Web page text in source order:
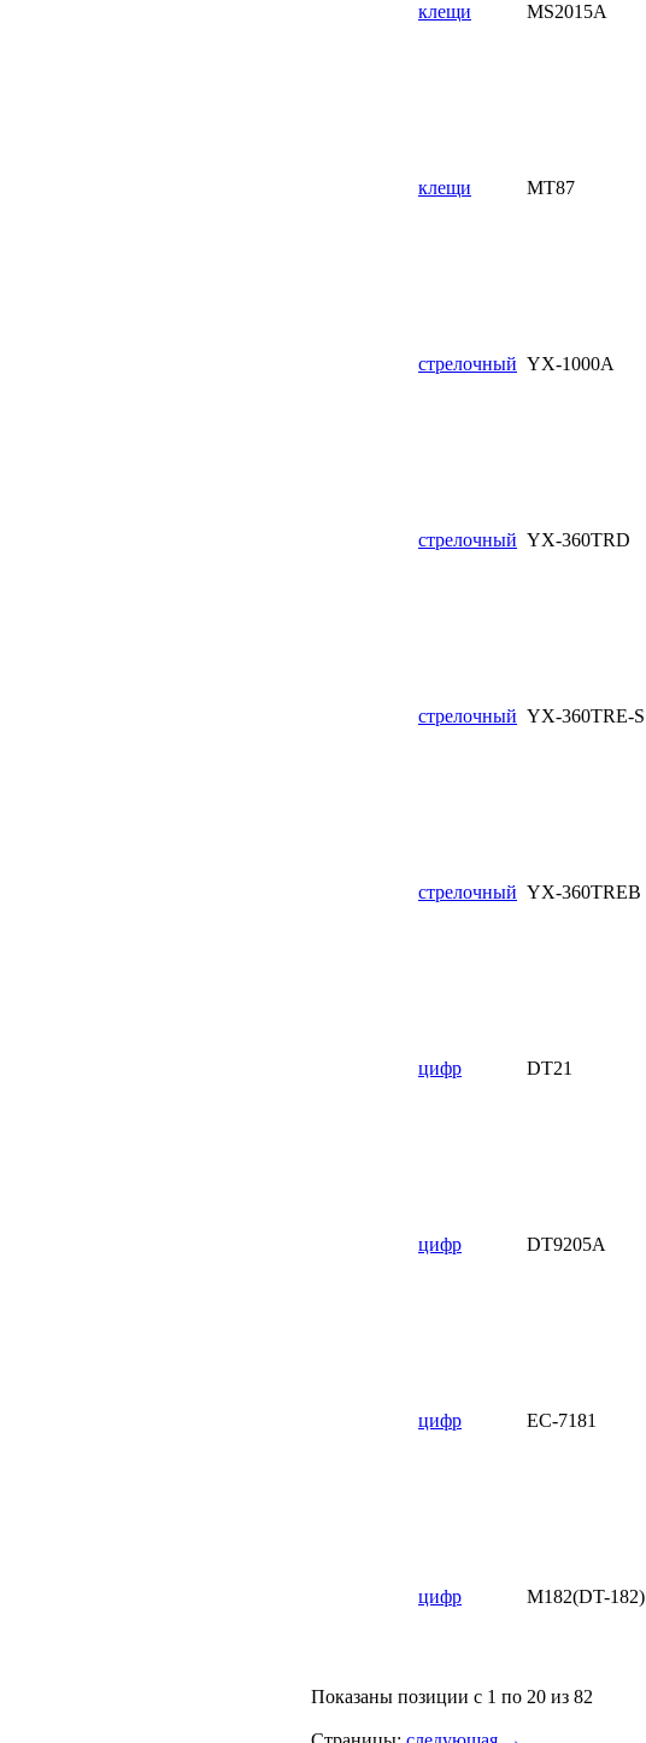
клещи MS2015A
клещи MT87
стрелочный YX-1000A
стрелочный YX-360TRD
стрелочный YX-360TRE-S
стрелочный YX-360TREB
цифр DT21
цифр DT9205A
цифр EC-7181
цифр M182(DT-182)
Показаны позиции с 1 по 20 из 82